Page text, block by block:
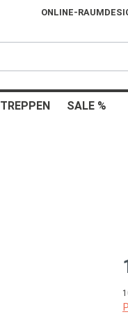
ONLINE-
TREPPEN SALE %